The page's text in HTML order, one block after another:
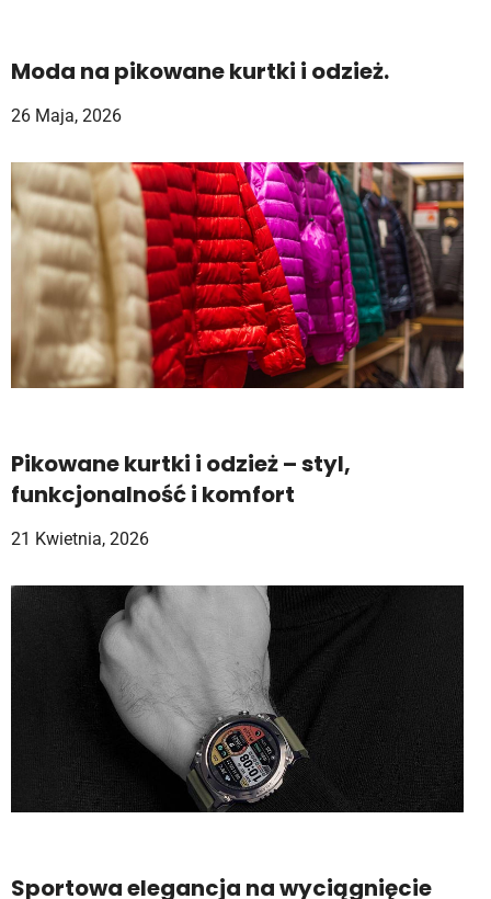
Moda na pikowane kurtki i odzież.
26 Maja, 2026
Pikowane kurtki i odzież – styl,
funkcjonalność i komfort
21 Kwietnia, 2026
Sportowa elegancja na wyciągnięcie